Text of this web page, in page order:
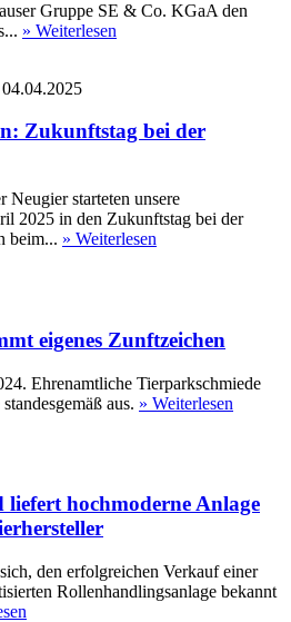
Gruppe SE & Co. KGaA den
» Weiterlesen
04.04.2025
Zukunftstag bei der
starteten unsere
2025 in den Zukunftstag bei der
beim... » Weiterlesen
eigenes Zunftzeichen
Ehrenamtliche Tierparkschmiede
aus. » Weiterlesen
liefert hochmoderne Anlage
den erfolgreichen Verkauf einer
Rollenhandlingsanlage bekannt